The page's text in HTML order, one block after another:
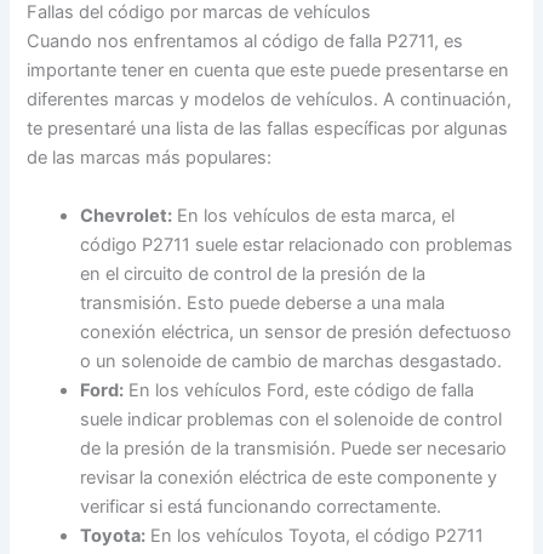
Fallas del código por marcas de vehículos
Cuando nos enfrentamos al código de falla P2711, es
importante tener en cuenta que este puede presentarse en
diferentes marcas y modelos de vehículos. A continuación,
te presentaré una lista de las fallas específicas por algunas
de las marcas más populares:
Chevrolet: En los vehículos de esta marca, el
código P2711 suele estar relacionado con problemas
en el circuito de control de la presión de la
transmisión. Esto puede deberse a una mala
conexión eléctrica, un sensor de presión defectuoso
o un solenoide de cambio de marchas desgastado.
Ford: En los vehículos Ford, este código de falla
suele indicar problemas con el solenoide de control
de la presión de la transmisión. Puede ser necesario
revisar la conexión eléctrica de este componente y
verificar si está funcionando correctamente.
Toyota: En los vehículos Toyota, el código P2711